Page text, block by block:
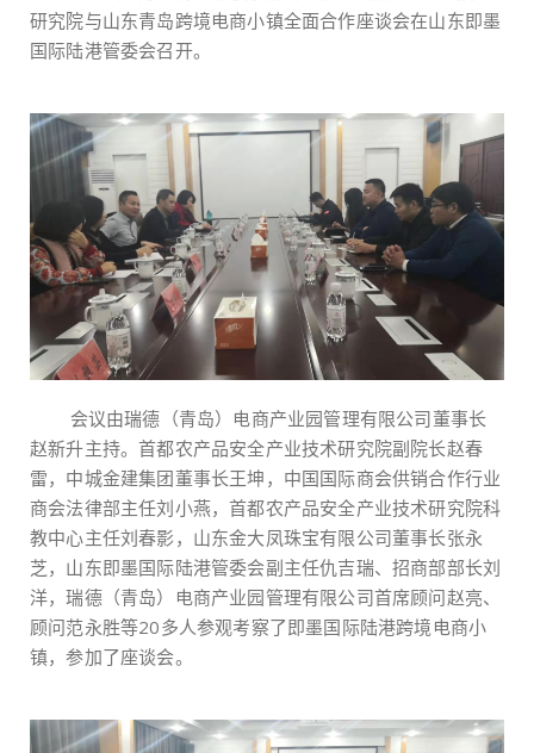
研究院与山东青岛跨境电商小镇全面合作座谈会在山东即墨
国际陆港管委会召开。
会议由瑞德（青岛）电商产业园管理有限公司董事长
赵新升主持。首都农产品安全产业技术研究院副院长赵春
雷，中城金建集团董事长王坤，中国国际商会供销合作行业
商会法律部主任刘小燕，首都农产品安全产业技术研究院科
教中心主任刘春影，山东金大凤珠宝有限公司董事长张永
芝，山东即墨国际陆港管委会副主任仇吉瑞、招商部部长刘
洋，瑞德（青岛）电商产业园管理有限公司首席顾问赵亮、
顾问范永胜等20多人参观考察了即墨国际陆港跨境电商小
镇，参加了座谈会。